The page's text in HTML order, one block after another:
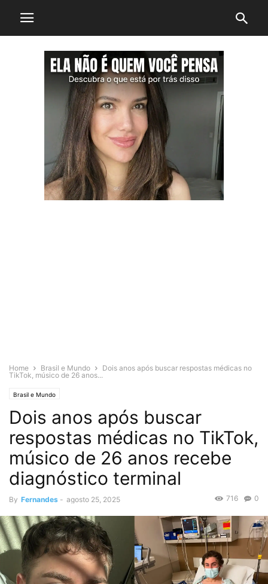
Home Brasil e Mundo
Dois anos após buscar respostas médicas no
TikTok, músico de 26 anos...
Brasil e Mundo
Dois anos após buscar
respostas médicas no TikTok,
músico de 26 anos recebe
diagnóstico terminal
By Fernandes - agosto 25, 2025 0
716